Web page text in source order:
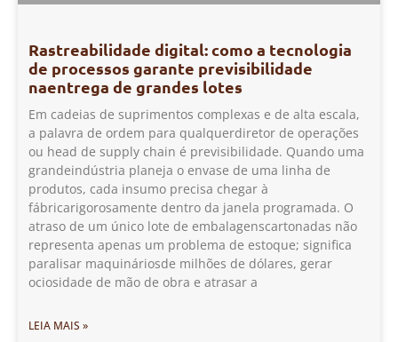
Rastreabilidade digital: como a tecnologia
de processos garante previsibilidade
naentrega de grandes lotes
Em cadeias de suprimentos complexas e de alta escala,
a palavra de ordem para qualquerdiretor de operações
ou head de supply chain é previsibilidade. Quando uma
grandeindústria planeja o envase de uma linha de
produtos, cada insumo precisa chegar à
fábricarigorosamente dentro da janela programada. O
atraso de um único lote de embalagenscartonadas não
representa apenas um problema de estoque; significa
paralisar maquináriosde milhões de dólares, gerar
ociosidade de mão de obra e atrasar a
LEIA MAIS »